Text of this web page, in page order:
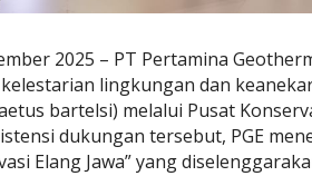
2025 – PT Pertamina
lingkungan dan
bartelsi) melalui Pusat
dukungan tersebut, PGE
Elang Jawa” yang